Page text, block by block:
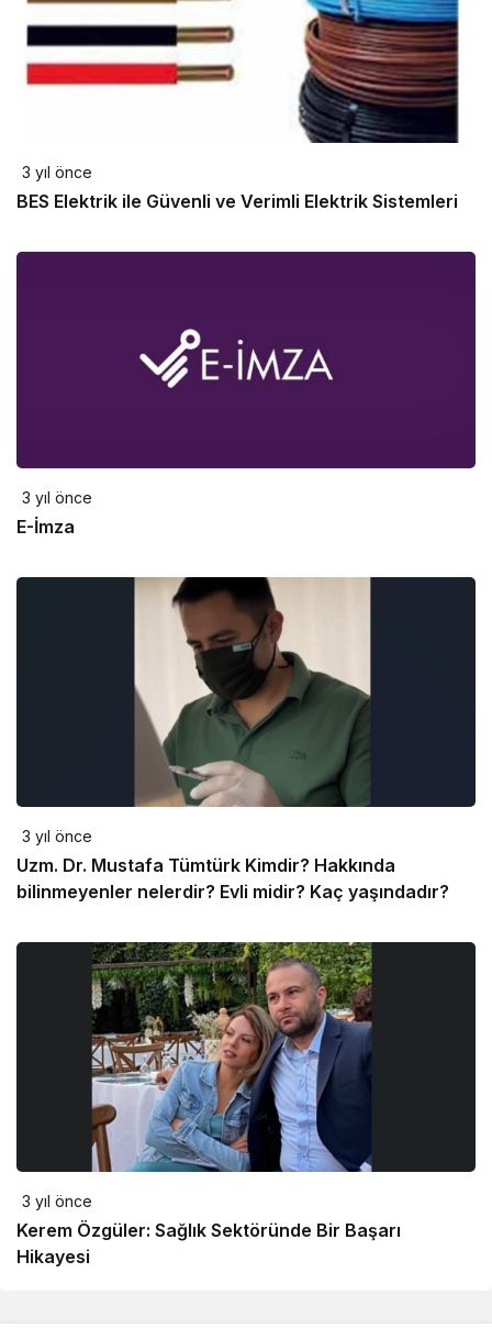
3 yıl önce
BES Elektrik ile Güvenli ve Verimli Elektrik Sistemleri
3 yıl önce
E-İmza
3 yıl önce
Uzm. Dr. Mustafa Tümtürk Kimdir? Hakkında
bilinmeyenler nelerdir? Evli midir? Kaç yaşındadır?
3 yıl önce
Kerem Özgüler: Sağlık Sektöründe Bir Başarı
Hikayesi